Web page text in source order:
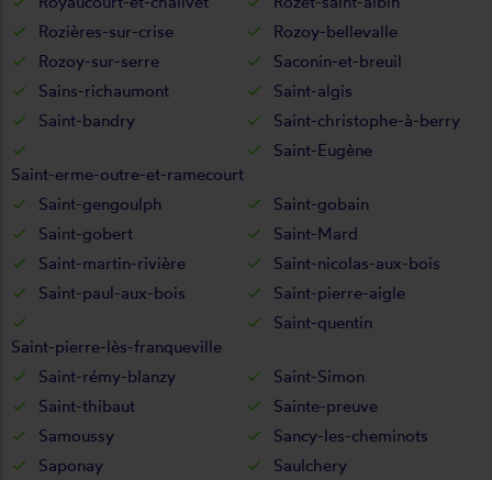
Rozières-sur-crise
Rozoy-bellevalle
Rozoy-sur-serre
Saconin-et-breuil
Sains-richaumont
Saint-algis
Saint-bandry
Saint-christophe-à-berry
Saint-erme-outre-et-ramecourt
Saint-Eugène
Saint-gengoulph
Saint-gobain
Saint-gobert
Saint-Mard
Saint-martin-rivière
Saint-nicolas-aux-bois
Saint-paul-aux-bois
Saint-pierre-aigle
Saint-pierre-lès-franqueville
Saint-quentin
Saint-rémy-blanzy
Saint-Simon
Saint-thibaut
Sainte-preuve
Samoussy
Sancy-les-cheminots
Saponay
Saulchery